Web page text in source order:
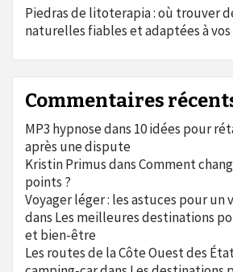
Piedras de litoterapia : où trouver
naturelles fiables et adaptées à
Commentaires
MP3 hypnosedans 10 idées pour
après une dispute
Kristin PrimusdansComment
points ?
Voyager léger : les astuces pour un
dans Les meilleures destinations
et bien-être
Les routes de la Côte Ouest des